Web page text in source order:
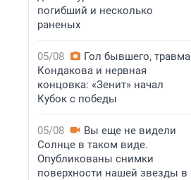
погибший и несколько
раненых
05/08
Гол бывшего, травма
Кондакова и нервная
концовка: «Зенит» начал
Кубок с победы
05/08
Вы еще не видели
Солнце в таком виде.
Опубликованы снимки
поверхности нашей звезды в